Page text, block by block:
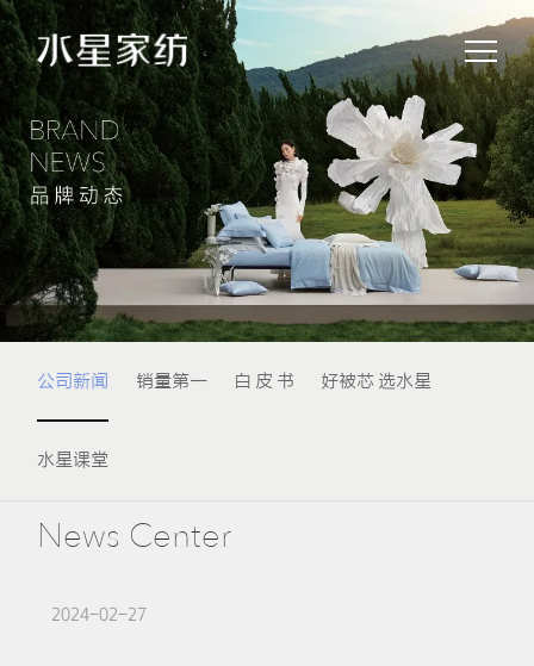
公司新闻 销量第一 白 皮 书 好被芯 选水星
水星课堂
News Center
2024-02-27